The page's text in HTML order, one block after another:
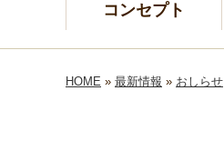
コンセプト
HOME » 最新情報 » おしらせ